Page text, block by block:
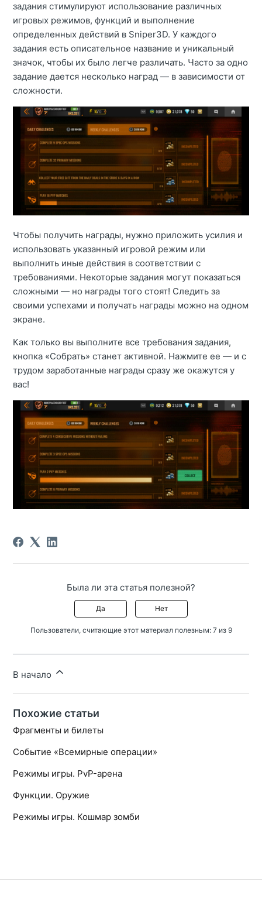
задания стимулируют использование различных
игровых режимов, функций и выполнение
определенных действий в Sniper3D. У каждого
задания есть описательное название и уникальный
значок, чтобы их было легче различать. Часто за одно
задание дается несколько наград — в зависимости от
сложности.
Чтобы получить награды, нужно приложить усилия и
использовать указанный игровой режим или
выполнить иные действия в соответствии с
требованиями. Некоторые задания могут показаться
сложными — но награды того стоят! Следить за
своими успехами и получать награды можно на одном
экране.
Как только вы выполните все требования задания,
кнопка «Собрать» станет активной. Нажмите ее — и с
трудом заработанные награды сразу же окажутся у
вас!
Была ли эта статья полезной?
Да Нет
Пользователи, считающие этот материал полезным: 7 из 9
В начало
Похожие статьи
Фрагменты и билеты
Событие «Всемирные операции»
Режимы игры. PvP-арена
Функции. Оружие
Режимы игры. Кошмар зомби